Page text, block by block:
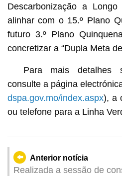
Descarbonização a
alinhar com o 15.º Plano
futuro 3.º Plano
concretizar a “Dupla Meta
Para mais detalhes
consulte a página
dspa.gov.mo/index.aspx), a
ou telefone para a Linha
Anterior notícia
Realizada a sessão de